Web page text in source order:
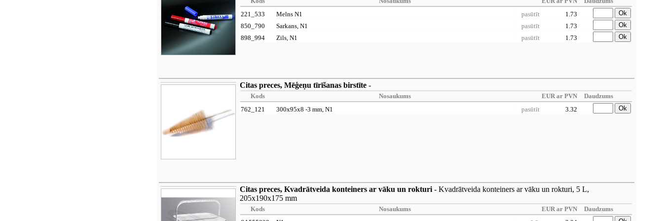
221_533
Melns N1 pasūtīt 1.73
Ok
850_790
Sarkans, N1 pasūtīt 1.73
Ok
898_994
Zils, N1 pasūtīt 1.73 Ok
Citas preces, Mēģeņu tīrīšanas birstīte -
Kods Nosaukums EUR ar PVN
Daudzums
762_121
300x95x8 -3 mm, N1 pasūtīt 3.32 Ok
Citas preces, Kvadrātveida konteiners ar vāku un rokturi - Kvadrātveida konteiners ar vāku un rokturi, 5 L,
205x190x175 mm
Kods Nosaukums EUR ar PVN
Daudzums